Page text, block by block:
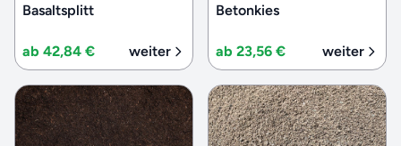
Basaltsplitt
ab 42,84 € weiter
Betonkies
ab 23,56 € weiter